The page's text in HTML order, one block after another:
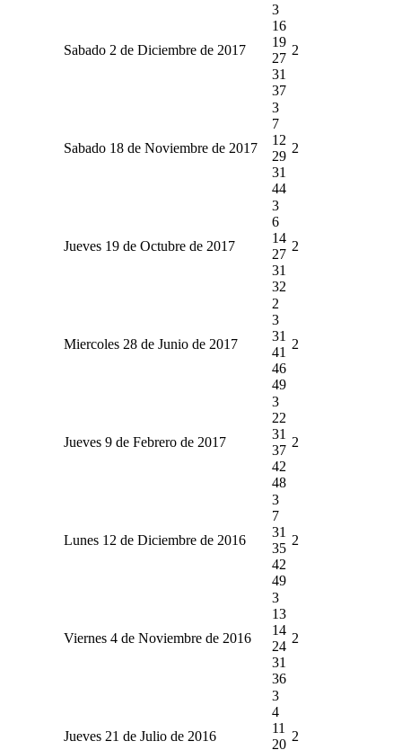
Sabado 2 de Diciembre de 2017
3
16
19
27
31
37
2
Sabado 18 de Noviembre de 2017
3
7
12
29
31
44
2
Jueves 19 de Octubre de 2017
3
6
14
27
31
32
2
Miercoles 28 de Junio de 2017
2
3
31
41
46
49
2
Jueves 9 de Febrero de 2017
3
22
31
37
42
48
2
Lunes 12 de Diciembre de 2016
3
7
31
35
42
49
2
Viernes 4 de Noviembre de 2016
3
13
14
24
31
36
2
Jueves 21 de Julio de 2016
3
4
11
20
2